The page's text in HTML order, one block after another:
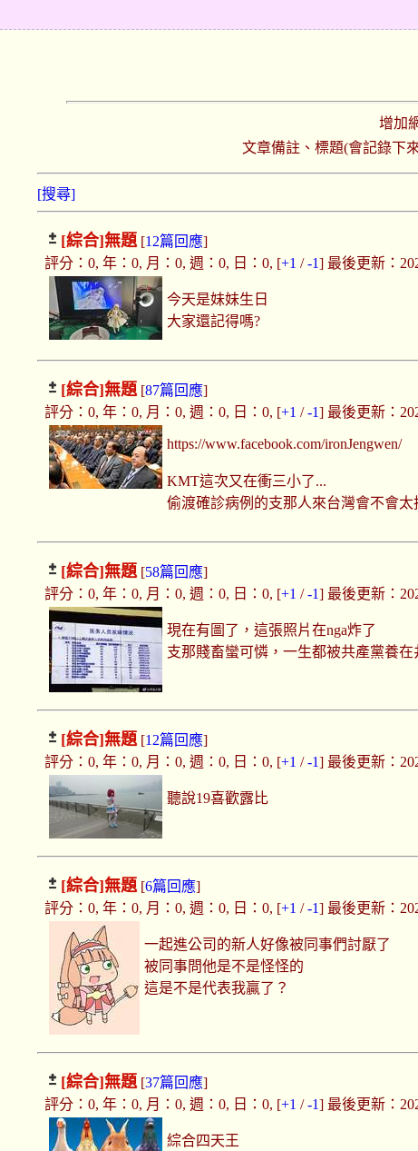
增加
文章備註、標題(會記錄下
[搜尋]
[綜合]無題 [12篇回應]
評分：0, 年：0, 月：0, 週：0, 日：0, [+1 /-1] 最後更新：
今天是妹妹生日
大家還記得嗎?
[綜合]無題 [87篇回應]
評分：0, 年：0, 月：0, 週：0, 日：0, [+1 /-1] 最後更新：
https://www.facebook.com/ironJengwen/
KMT這次又在衝三小了...
偷渡確診病例的支那人來台灣會不會太
[綜合]無題 [58篇回應]
評分：0, 年：0, 月：0, 週：0, 日：0, [+1 /-1] 最後更新：
現在有圖了，這張照片在nga炸了
支那賤畜蠻可憐，一生都被共產黨養在
[綜合]無題 [12篇回應]
評分：0, 年：0, 月：0, 週：0, 日：0, [+1 /-1] 最後更新：
聽說19喜歡露比
[綜合]無題 [6篇回應]
評分：0, 年：0, 月：0, 週：0, 日：0, [+1 /-1] 最後更新：
一起進公司的新人好像被同事們討厭了
被同事問他是不是怪怪的
這是不是代表我贏了？
[綜合]無題 [37篇回應]
評分：0, 年：0, 月：0, 週：0, 日：0, [+1 /-1] 最後更新：
綜合四天王